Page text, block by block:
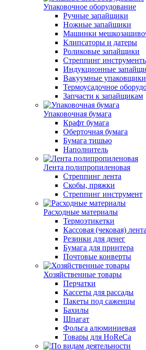
Упаковочное оборудование
Ручные запайщики
Ножные запайщики
Машинки
Клипсаторы и датеры
Роликовые запайщики
Стреппинг
Индукционные
Вакуумные упаковщики
Термоусадочное
Запчасти к запайщикам
Упаковочная бумага
Крафт бумага
Оберточная бумага
Бумага тишью
Наполнитель
Лента полипропиленовая
Стреппинг лента
Скобы, пряжки
Стреппинг инструмент
Расходные материалы
Термоэтикетки
Кассовая (чековая) лента
Резинки для денег
Бумага для принтера
Почтовые конверты
Хозяйственные товары
Перчатки
Кассеты для рассады
Пакеты под саженцы
Бахилы
Шпагат
Фольга алюминиевая
Товары для HoReCa